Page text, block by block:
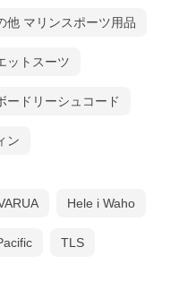
他 マリンスポーツ用品
ットスーツ
ードリーシュコード
ン
Hele i Waho
TLS